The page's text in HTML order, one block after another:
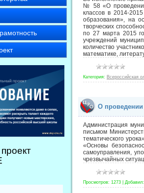
№ 58 «О
классов в 2014-
образования», на
творческих
по 27 марта 2015
учреждений
количество
математике,
Категория: Всероссийская
О проведении
Администрация
письмом
тематического
«Основы
самоуправления,
чрезвычайных
Просмотров: 1273 Добавил: